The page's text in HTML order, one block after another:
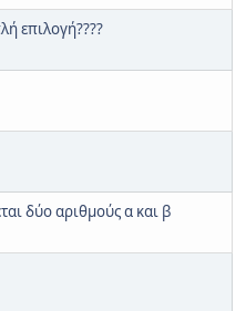
επιλογή????
δύο αριθμούς α και β